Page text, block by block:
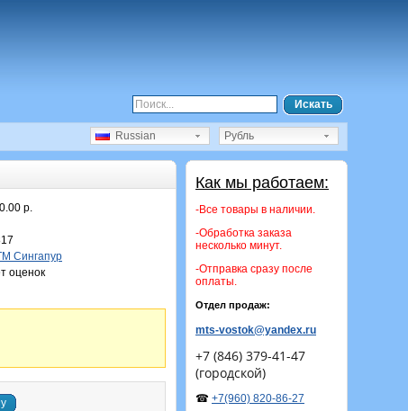
Искать
Рубль
Russian
Как мы работаем:
-Все товары в наличии.
-Обработка заказа
несколько минут.
-Отправка сразу после
оплаты.
Отдел продаж:
mts-vostok@yandex.ru
+7 (846) 379-41-47
(городской)
☎ +7(960) 820-86-27
р.
Сингапур
оценок